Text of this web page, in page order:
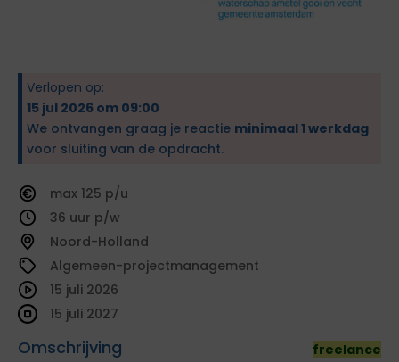
Verlopen op:
15 jul 2026 om 09:00
We ontvangen graag je reactie minimaal 1 werkdag
voor sluiting van de opdracht.
125
36
Noord-Holland
Algemeen-projectmanagement
Omschrijving freelance
15 juli 2026
15 juli 2027